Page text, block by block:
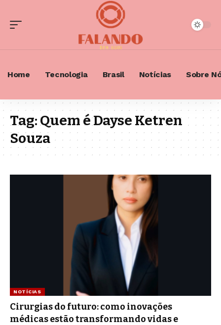
Home Tecnologia Brasil Notícias Sobre
Tag:Quem é Dayse Ketren
Souza
NOTÍCIAS
Cirurgias do futuro: como inovações
médicas estão transformando vidas e